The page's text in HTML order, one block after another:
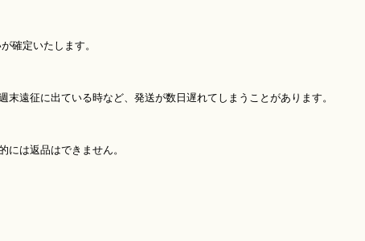
確定いたします。
末遠征に出ている時など、発送が数日遅れてしまうことがあります。
には返品はできません。